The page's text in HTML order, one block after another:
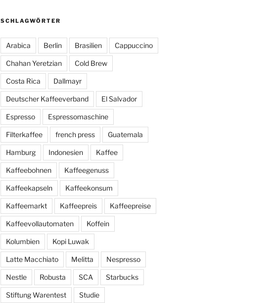
SCHLAGWÖRTER
Arabica Berlin Brasilien Cappuccino
Chahan Yeretzian Cold Brew
Costa Rica Dallmayr
Deutscher Kaffeeverband El Salvador
Espresso Espressomaschine
Filterkaffee french press Guatemala
Hamburg Indonesien Kaffee
Kaffeebohnen Kaffeegenuss
Kaffeekapseln Kaffeekonsum
Kaffeemarkt Kaffeepreis Kaffeepreise
Kaffeevollautomaten Koffein
Kolumbien Kopi Luwak
Latte Macchiato Melitta Nespresso
Nestle Robusta SCA Starbucks
Stiftung Warentest Studie